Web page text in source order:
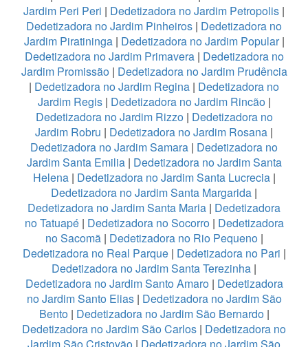
Jardim Peri Peri | Dedetizadora no Jardim Petropolis |
Dedetizadora no Jardim Pinheiros | Dedetizadora no
Jardim Piratininga| Dedetizadora no Jardim Popular|
Dedetizadora no Jardim Primavera| Dedetizadora no
Jardim Promissão| Dedetizadora no Jardim Prudência
| Dedetizadora no Jardim Regina | Dedetizadora no
Jardim Regis| Dedetizadora no Jardim Rincão|
Dedetizadora no Jardim Rizzo| Dedetizadora no
Jardim Robru | Dedetizadora no Jardim Rosana |
Dedetizadora no Jardim Samara | Dedetizadora no
Jardim Santa Emilia| Dedetizadora no Jardim Santa
Helena| Dedetizadora no Jardim Santa Lucrecia|
Dedetizadora no Jardim Santa Margarida |
Dedetizadora no Jardim Santa Maria | Dedetizadora
no Tatuapé| Dedetizadora no Socorro| Dedetizadora
no Sacomã| Dedetizadora no Rio Pequeno|
Dedetizadora no Real Parque| Dedetizadora no Pari |
Dedetizadora no Jardim Santa Terezinha |
Dedetizadora no Jardim Santo Amaro| Dedetizadora
no Jardim Santo Elias| Dedetizadora no Jardim São
Bento| Dedetizadora no Jardim São Bernardo|
Dedetizadora no Jardim São Carlos | Dedetizadora no
Jardim São Cristovão | Dedetizadora no Jardim São